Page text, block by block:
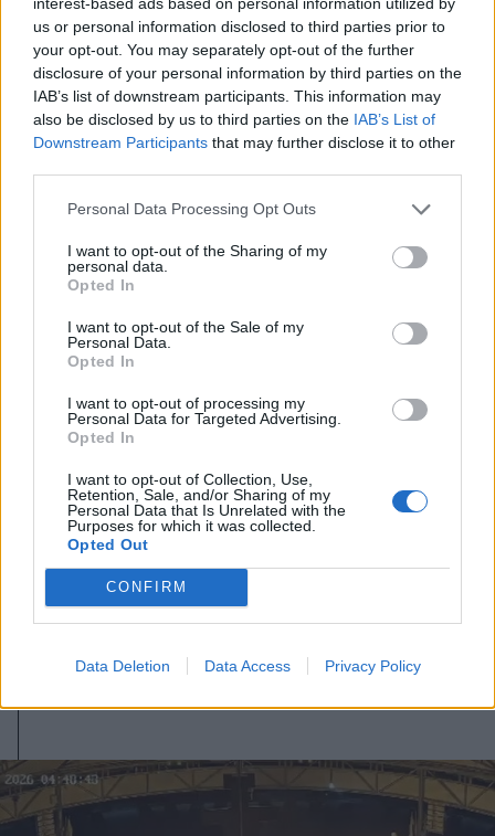
us or personal information disclosed to third parties prior to
your opt-out. You may separately opt-out of the further
disclosure of your personal information by third parties on the
IAB’s list of downstream participants. This information may
also be disclosed by us to third parties on the IAB’s List of
Downstream Participants that may further disclose it to other
Personal Data Processing Opt Outs
I want to opt-out of the Sharing of my
personal data.
Opted In
I want to opt-out of the Sale of my
Personal Data.
Opted In
I want to opt-out of processing my
Personal Data for Targeted Advertising.
Opted In
I want to opt-out of Collection, Use,
Retention, Sale, and/or Sharing of my
Personal Data that Is Unrelated with the
Purposes for which it was collected.
Opted Out
CONFIRM
Data Deletion Data Access Privacy Policy
A rovat további cikkei
2026. július 31., péntek
Migrációs válság Ceutában: több
tízezer határsértő jutott be a
spanyol városba Marokkó felől